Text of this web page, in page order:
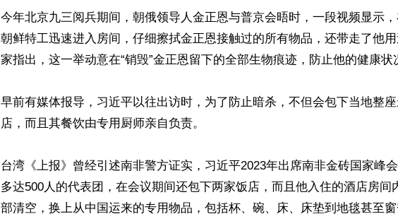
今年北京九三阅兵期间，朝俄领导人金正恩与普京会晤时，一段视频显示
朝鲜特工迅速进入房间，仔细擦拭金正恩接触过的所有物品，还带走了他
家指出，这一举动意在“销毁”金正恩留下的全部生物痕迹，防止他的健康状
早前有媒体报导，习近平以往出访时，为了防止暗杀，不但会包下当地整
店，而且其餐饮由专用厨师亲自负责。
台湾《上报》曾经引述南非警方证实，习近平2023年出席南非金砖国家峰
多达500人的代表团，在会议期间还包下两家饭店，而且他入住的酒店房间
部清空，换上从中国运来的专用物品，包括杯、碗、床、床垫到地毯甚至